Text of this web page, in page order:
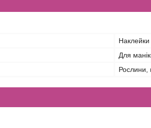
Наклейки
Для
Рослини,